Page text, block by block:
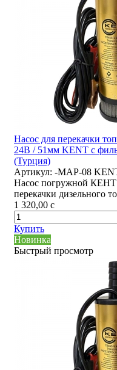
Насос для перекачки
24В / 51мм KENT с
(Турция)
Артикул: -MAP-08
Насос погружной КЕНТ
перекачки дизельного
1 320,00 c
Купить
Новинка
Быстрый просмотр